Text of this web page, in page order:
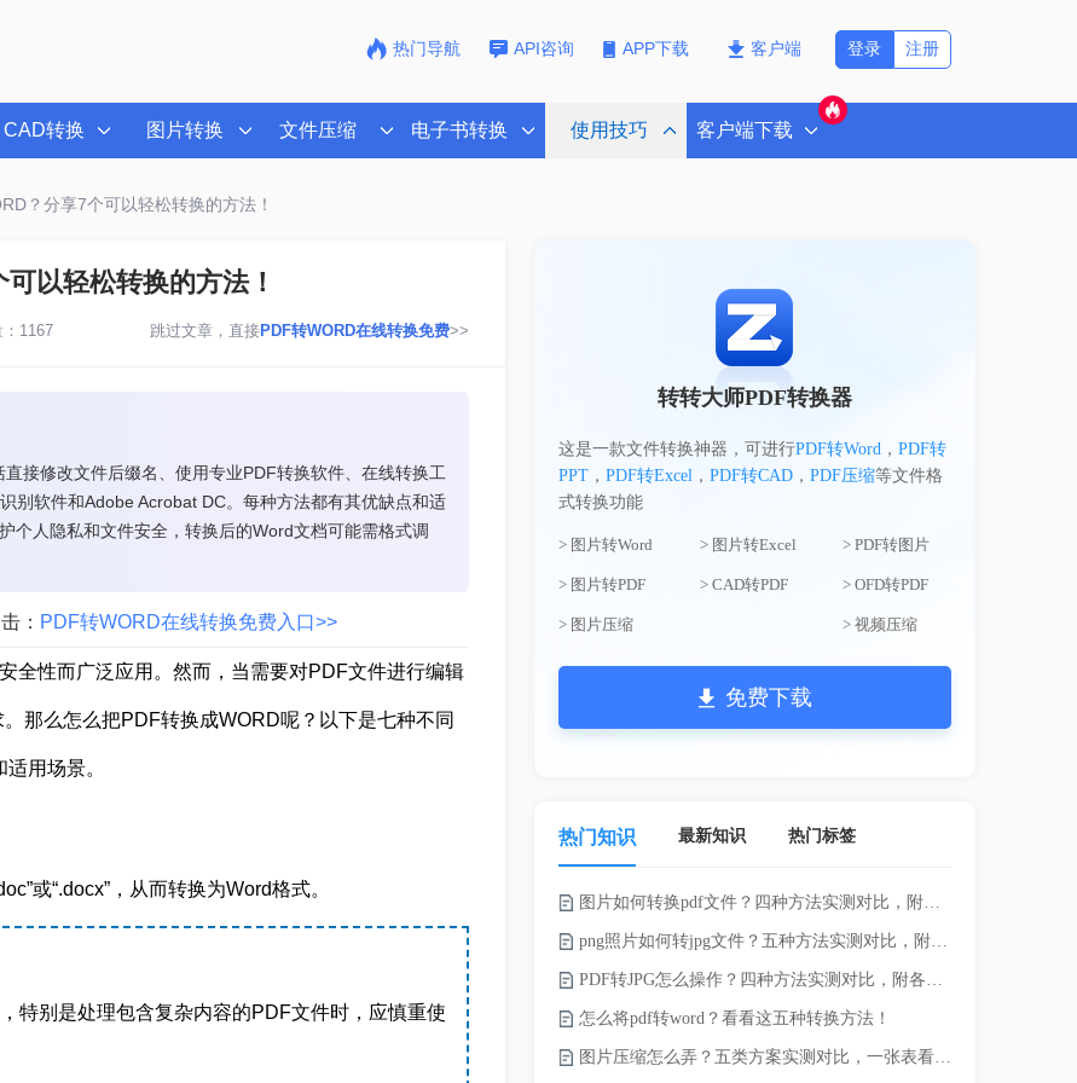
热门导航 API咨询 APP下载 客户端 注册
登录
CAD转换 图片转换 文件压缩 电子书转换 使用技巧 客户端下载
？分享7个可以轻松转换的方法！
以轻松转换的方法！
1167 跳过文章，直接PDF转WORD在线转换免费>>
接修改文件后缀名、使用专业PDF转换软件、在线转换工
别软件和Adobe Acrobat DC。每种方法都有其优缺点和适
个人隐私和文件安全，转换后的Word文档可能需格式调
： PDF转WORD在线转换免费入口>>
全性而广泛应用。然而，当需要对PDF文件进行编辑
那么怎么把PDF转换成WORD呢？以下是七种不同
用场景。
或“.docx”，从而转换为Word格式。
特别是处理包含复杂内容的PDF文件时，应慎重使
转转大师PDF转换器
这是一款文件转换神器，可进行PDF转Word， PDF转
PPT， PDF转Excel， PDF转CAD， PDF压缩等文件格
式转换功能
> 图片转Word > 图片转Excel > PDF转图片
> 图片转PDF > CAD转PDF > OFD转PDF
> 图片压缩 > 视频压缩
免费下载
热门知识 最新知识 热门标签
图片如何转换pdf文件？四种方法实测对比，附各场景最优选！
png照片如何转jpg文件？五种方法实测对比，附各场景最优选!！
PDF转JPG怎么操作？四种方法实测对比，附各场景最优选！
怎么将pdf转word？看看这五种转换方法！
图片压缩怎么弄？五类方案实测对比，一张表看懂怎么选！